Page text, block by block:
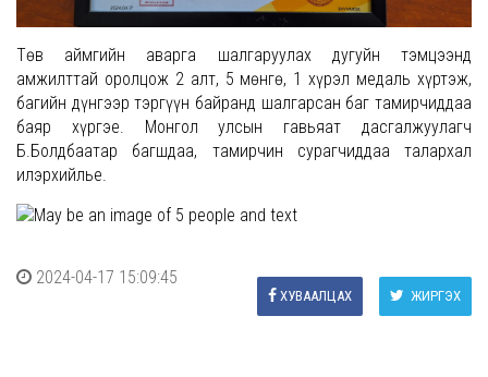
Төв аймгийн аварга шалгаруулах дугуйн тэмцээнд
амжилттай оролцож 2 алт, 5 мөнгө, 1 хүрэл медаль хүртэж,
багийн дүнгээр тэргүүн байранд шалгарсан баг тамирчиддаа
баяр хүргэе. Монгол улсын гавьяат дасгалжуулагч
Б.Болдбаатар багшдаа, тамирчин сурагчиддаа талархал
илэрхийлье.
2024-04-17 15:09:45
ЖИРГЭХ
ХУВААЛЦАХ